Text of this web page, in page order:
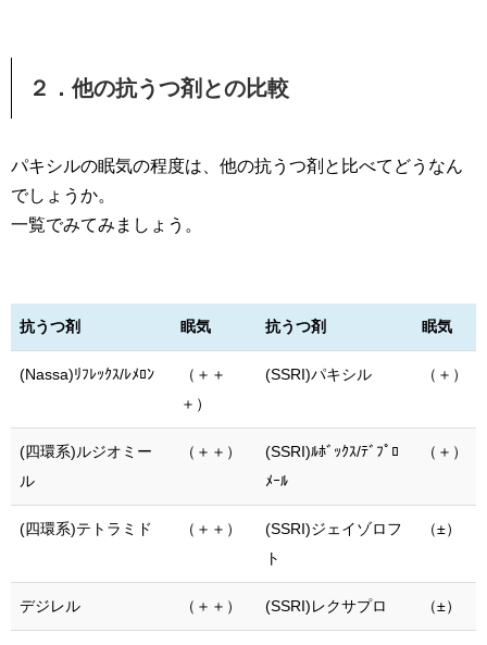
２．他の抗うつ剤との比較
パキシルの眠気の程度は、他の抗うつ剤と比べてどうなん
でしょうか。
一覧でみてみましょう。
抗うつ剤 眠気 抗うつ剤 眠気
(Nassa)ﾘﾌﾚｯｸｽ/ﾚﾒﾛﾝ
（＋＋
＋）
(SSRI)パキシル （＋）
(四環系)ルジオミー
ル
（＋＋）
(SSRI)ﾙﾎﾞｯｸｽ/ﾃﾞﾌﾟﾛ
ﾒｰﾙ
（＋）
(四環系)テトラミド （＋＋）
(SSRI)ジェイゾロフ
ト
（±）
デジレル （＋＋） (SSRI)レクサプロ （±）